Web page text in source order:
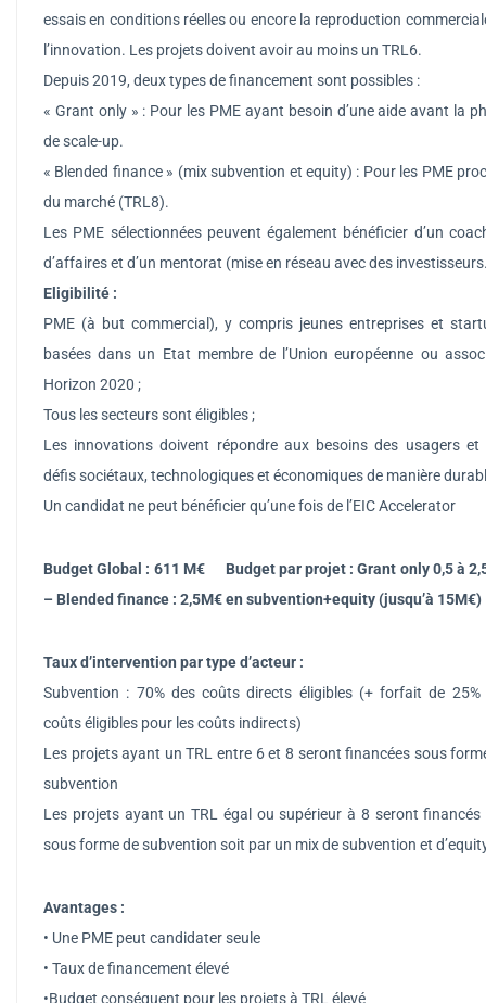
essais en conditions réelles ou encore la reproduction
l’innovation. Les projets doivent avoir au moins un TRL6.
Depuis 2019, deux types de financement sont possibles :
« Grant only » : Pour les PME ayant besoin d’une aide avant la
de scale-up.
« Blended finance » (mix subvention et equity) : Pour les PME
du marché (TRL8).
Les PME sélectionnées peuvent également bénéficier d’un
d’affaires et d’un mentorat (mise en réseau avec des
Eligibilité :
PME (à but commercial), y compris jeunes entreprises et
basées dans un Etat membre de l’Union européenne ou
Horizon 2020 ;
Tous les secteurs sont éligibles ;
Les innovations doivent répondre aux besoins des usagers et
défis sociétaux, technologiques et économiques de manière
Un candidat ne peut bénéficier qu’une fois de l’EIC Accelerator
Budget Global : 611 M€ Budget par projet : Grant only 0,5 à
– Blended finance : 2,5M€ en subvention+equity (jusqu’à 15M€)
Taux d’intervention par type d’acteur :
Subvention : 70% des coûts directs éligibles (+ forfait de 25%
coûts éligibles pour les coûts indirects)
Les projets ayant un TRL entre 6 et 8 seront financées sous
subvention
Les projets ayant un TRL égal ou supérieur à 8 seront financés
sous forme de subvention soit par un mix de subvention et
Avantages :
• Une PME peut candidater seule
• Taux de financement élevé
•Budget conséquent pour les projets à TRL élevé